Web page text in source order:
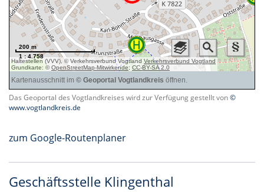
Das Geoportal des Vogtlandkreises wird zur Verfügung gestellt von©
www.vogtlandkreis.de
zum Google-Routenplaner
Geschäftsstelle Klingenthal